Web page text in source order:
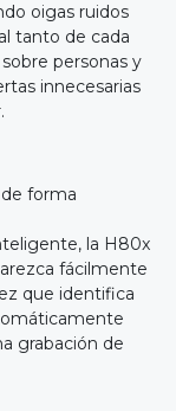
oigas ruidos
tanto de cada
personas y
innecesarias
forma
la H80x
fácilmente
que identifica
grabación de